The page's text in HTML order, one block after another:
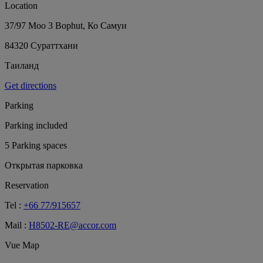
Location
37/97 Moo 3 Bophut, Ко Самуи
84320 Сураттхани
Таиланд
Get directions
Parking
Parking included
5 Parking spaces
Открытая парковка
Reservation
Tel : +66 77/915657
Mail : H8502-RE@accor.com
Vue Map